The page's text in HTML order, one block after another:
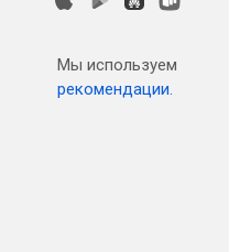
Мы используем
рекомендации.